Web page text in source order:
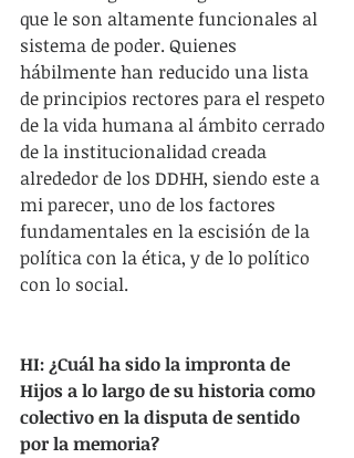
que le son altamente funcionales al
sistema de poder. Quienes
hábilmente han reducido una lista
de principios rectores para el respeto
de la vida humana al ámbito cerrado
de la institucionalidad creada
alrededor de los DDHH, siendo este a
mi parecer, uno de los factores
fundamentales en la escisión de la
política con la ética, y de lo político
con lo social.
HI: ¿Cuál ha sido la impronta de
Hijos a lo largo de su historia como
colectivo en la disputa de sentido
por la memoria?